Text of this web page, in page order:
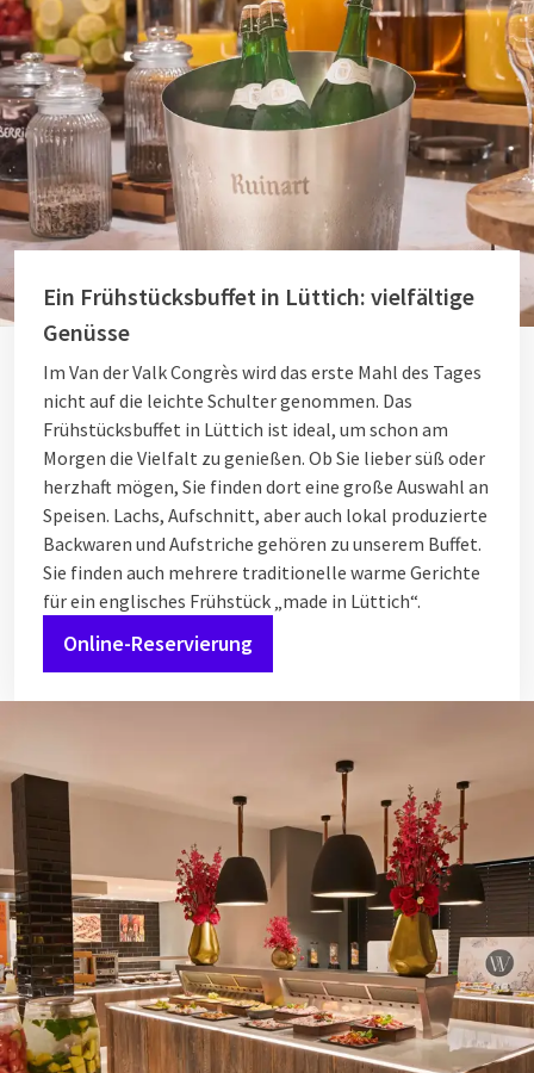
Ein Frühstücksbuffet in Lüttich: vielfältige
Genüsse
Im Van der Valk Congrès wird das erste Mahl des Tages
nicht auf die leichte Schulter genommen. Das
Frühstücksbuffet in Lüttich ist ideal, um schon am
Morgen die Vielfalt zu genießen. Ob Sie lieber süß oder
herzhaft mögen, Sie finden dort eine große Auswahl an
Speisen. Lachs, Aufschnitt, aber auch lokal produzierte
Backwaren und Aufstriche gehören zu unserem Buffet.
Sie finden auch mehrere traditionelle warme Gerichte
für ein englisches Frühstück „made in Lüttich“.
Online-Reservierung